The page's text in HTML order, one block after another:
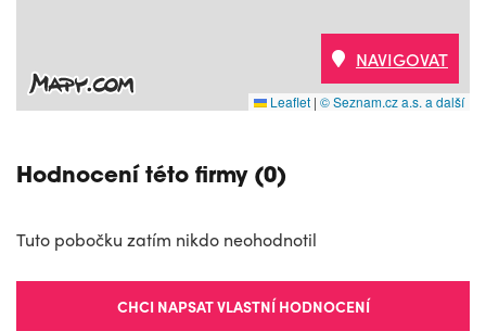
Leaflet | © Seznam.cz a.s. a další
NAVIGOVAT
Hodnocení této firmy (0)
Tuto pobočku zatím nikdo neohodnotil
CHCI NAPSAT VLASTNÍ HODNOCENÍ